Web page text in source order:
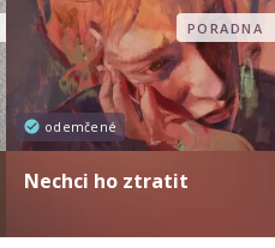
odemčené
PORADNA
Nechci ho ztratit